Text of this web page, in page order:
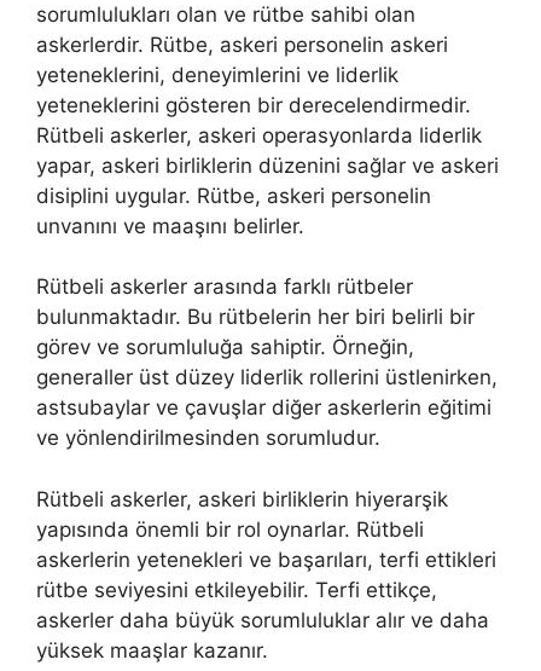
sorumlulukları olan ve rütbe sahibi olan
askerlerdir. Rütbe, askeri personelin askeri
yeteneklerini, deneyimlerini ve liderlik
yeteneklerini gösteren bir derecelendirmedir.
Rütbeli askerler, askeri operasyonlarda liderlik
yapar, askeri birliklerin düzenini sağlar ve askeri
disiplini uygular. Rütbe, askeri personelin
unvanını ve maaşını belirler.
Rütbeli askerler arasında farklı rütbeler
bulunmaktadır. Bu rütbelerin her biri belirli bir
görev ve sorumluluğa sahiptir. Örneğin,
generaller üst düzey liderlik rollerini üstlenirken,
astsubaylar ve çavuşlar diğer askerlerin eğitimi
ve yönlendirilmesinden sorumludur.
Rütbeli askerler, askeri birliklerin hiyerarşik
yapısında önemli bir rol oynarlar. Rütbeli
askerlerin yetenekleri ve başarıları, terfi ettikleri
rütbe seviyesini etkileyebilir. Terfi ettikçe,
askerler daha büyük sorumluluklar alır ve daha
yüksek maaşlar kazanır.